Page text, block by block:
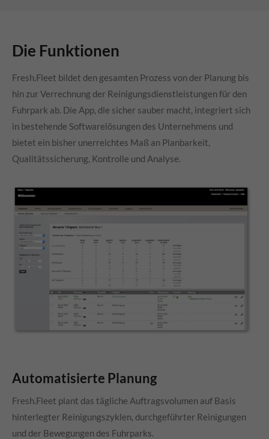
Die Funktionen
Fresh.Fleet bildet den gesamten Prozess von der Planung bis
hin zur Verrechnung der Reinigungsdienstleistungen für den
Fuhrpark ab. Die App, die sicher sauber macht, integriert sich
in bestehende Softwarelösungen des Unternehmens und
bietet ein bisher unerreichtes Maß an Planbarkeit,
Qualitätssicherung, Kontrolle und Analyse.
Automatisierte Planung
Fresh.Fleet plant das tägliche Auftragsvolumen auf Basis
hinterlegter Reinigungszyklen, durchgeführter Reinigungen
und der Bewegungen des Fuhrparks.